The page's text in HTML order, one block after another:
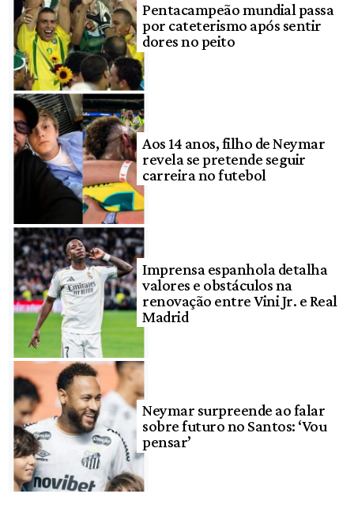
Pentacampeão mundial passa
por cateterismo após sentir
dores no peito
Aos 14 anos, filho de Neymar
revela se pretende seguir
carreira no futebol
Imprensa espanhola detalha
valores e obstáculos na
renovação entre Vini Jr. e Real
Madrid
Neymar surpreende ao falar
sobre futuro no Santos: ‘Vou
pensar’